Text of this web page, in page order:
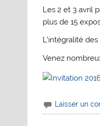
Les 2 et 3 avril
plus de 15
L’intégralité
Venez
Laisser un